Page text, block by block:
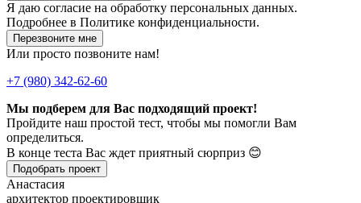
Я даю согласие на обработку персональных данных.
Подробнее в Политике конфиденциальности.
Перезвоните мне
Или просто позвоните нам!
+7 (980) 342-62-60
Мы подберем для Вас подходящий проект!
Пройдите наш простой тест, чтобы мы помогли Вам
определиться.
В конце теста Вас ждет приятный сюрприз 😊
Подобрать проект
Анастасия
архитектор проектировщик